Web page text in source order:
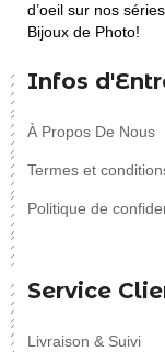
d’oeil sur nos
Bijoux de Photo!
Infos
À Propos De Nous
Termes et
Politique de
Service
Livraison & Suivi